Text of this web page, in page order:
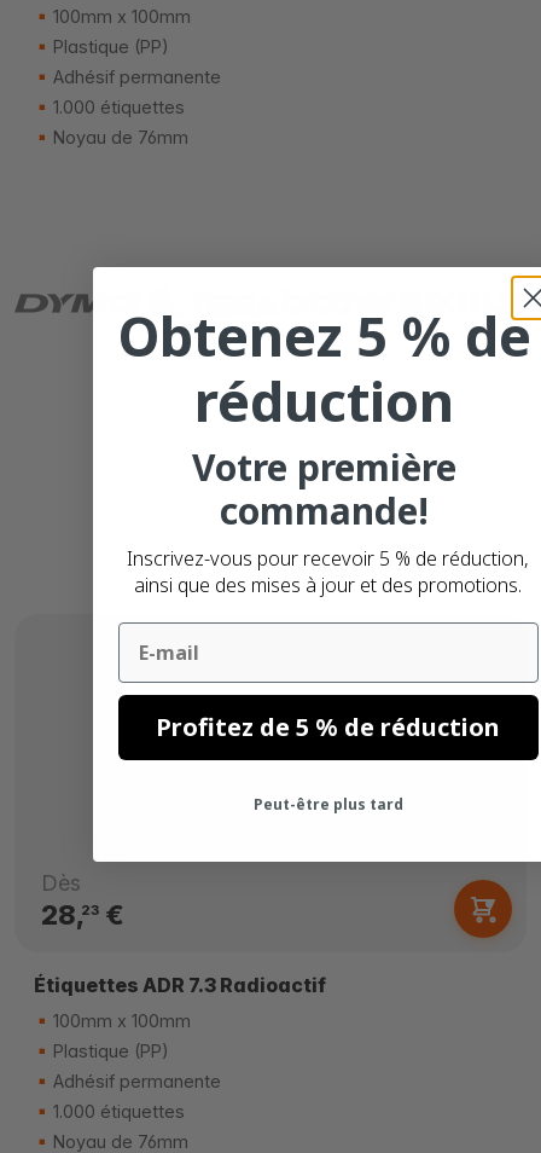
100mm x 100mm
Plastique (PP)
Adhésif permanente
1.000 étiquettes
Noyau de 76mm
Dès
28,23€
Étiquettes ADR 7.3 Radioactif
100mm x 100mm
Plastique (PP)
Adhésif permanente
1.000 étiquettes
Noyau de 76mm
Obtenez 5 % de
réduction
Votre première
commande!
Inscrivez-vous pour recevoir 5 % de réduction,
ainsi que des mises à jour et des promotions.
Email
Profitez de 5 % de réduction
Peut-être plus tard